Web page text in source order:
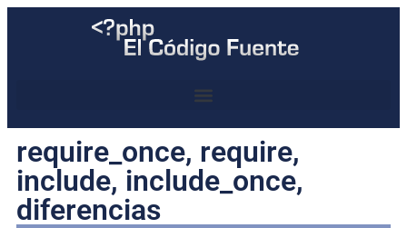
require_once, require,
include, include_once,
diferencias